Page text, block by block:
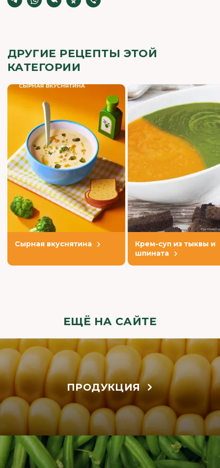
ДРУГИЕ РЕЦЕПТЫ ЭТОЙ
КАТЕГОРИИ
Сырная вкуснятина
Крем-суп из тыквы и
шпината
ЕЩЁ НА САЙТЕ
ПРОДУКЦИЯ